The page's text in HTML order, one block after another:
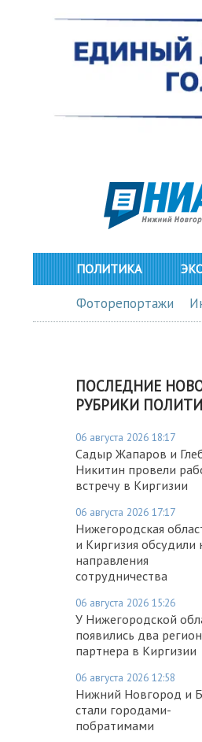
ПОЛИТИКА
Фоторепортажи
ПОСЛЕДНИЕ
РУБРИКИ
06 августа 2026 18:17
Садыр Жапаров и
Никитин провели
встречу в Киргизии
06 августа 2026 17:17
Нижегородская
и Киргизия обсудили
направления
сотрудничества
06 августа 2026 15:26
У Нижегородской
появились два
партнера в Киргизии
06 августа 2026 12:58
Нижний Новгород и
стали городами-
побратимами